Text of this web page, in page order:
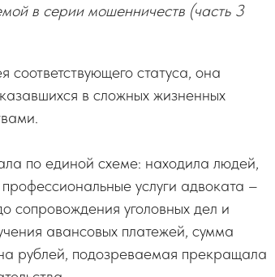
в серии мошенничеств (часть 3
статуса, она
в сложных жизненных
по единой схеме: находила людей,
услуги адвоката –
сопровождения уголовных дел и
авансовых платежей, сумма
рублей, подозреваемая прекращала